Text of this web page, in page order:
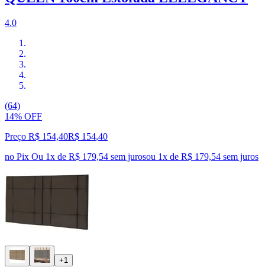
4.0
(64)
14% OFF
Preço R$ 154,40R$ 154,40
no Pix Ou 1x de R$ 179,54 sem jurosou 1x de R$ 179,54 sem juros
+1